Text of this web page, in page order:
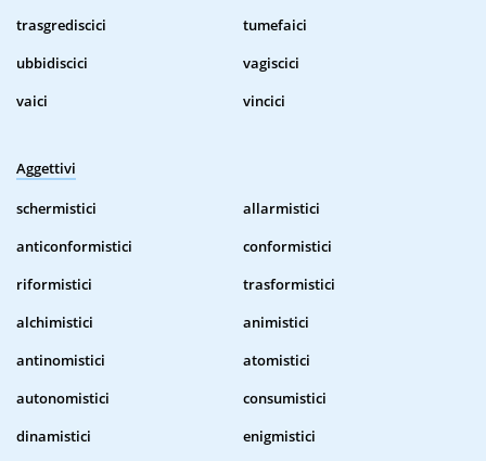
trasgrediscici
tumefaici
ubbidiscici
vagiscici
vaici
vincici
Aggettivi
schermistici
allarmistici
anticonformistici
conformistici
riformistici
trasformistici
alchimistici
animistici
antinomistici
atomistici
autonomistici
consumistici
dinamistici
enigmistici